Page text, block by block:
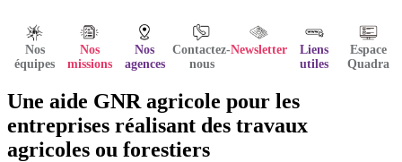
Nos
équipes
Nos
missions
Nos
agences
Contactez-
nous
Newsletter
Liens
utiles
Espace
Quadra
Une aide GNR agricole pour les
entreprises réalisant des travaux
agricoles ou forestiers